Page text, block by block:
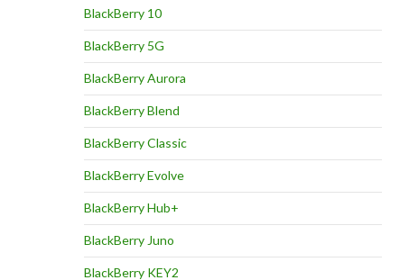
BlackBerry 10
BlackBerry 5G
BlackBerry Aurora
BlackBerry Blend
BlackBerry Classic
BlackBerry Evolve
BlackBerry Hub+
BlackBerry Juno
BlackBerry KEY2